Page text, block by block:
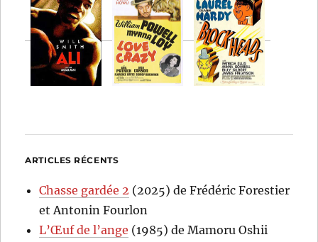
ARTICLES RÉCENTS
Chasse gardée 2 (2025) de Frédéric Forestier
et Antonin Fourlon
L’Œuf de l’ange (1985) de Mamoru Oshii